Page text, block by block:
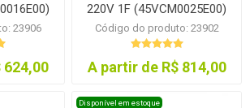
23906
624,00
220V 1F (45VCM0025E00)
Código do produto: 23902
A partir de R$ 814,00
Disponível em estoque